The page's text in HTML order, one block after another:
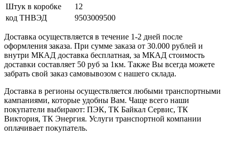
Штук в коробке
12
код ТНВЭД
9503009500
Доставка осуществляется в течение 1-2 дней после
оформления заказа. При сумме заказа от 30.000 рублей и
внутри МКАД доставка бесплатная, за МКАД стоимость
доставки составляет 50 руб за 1км. Также Вы всегда можете
забрать свой заказ самовывозом с нашего склада.
Доставка в регионы осуществляется любыми транспортными
кампаниями, которые удобны Вам. Чаще всего наши
покупатели выбирают: ПЭК, ТК Байкал Сервис, ТК
Виктория, ТК Энергия. Услуги транспортной компании
оплачивает покупатель.